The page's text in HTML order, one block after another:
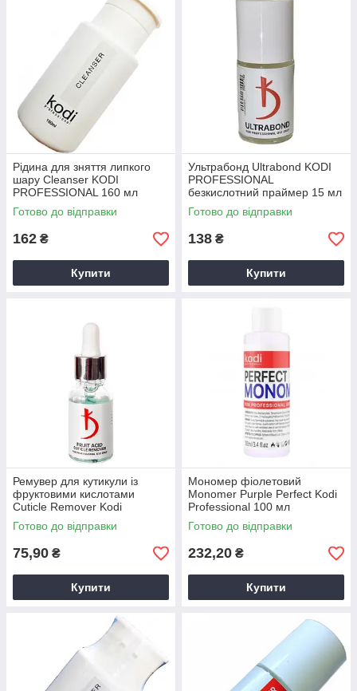
Рідина для зняття липкого
шару Cleanser KODI
PROFESSIONAL 160 мл
Готово до відправки
162 ₴
Купити
Ультрабонд Ultrabond KODI
PROFESSIONAL
безкислотний праймер 15 мл
Готово до відправки
138 ₴
Купити
Ремувер для кутикули із
фруктовими кислотами
Cuticle Remover Kodi
Professional мінеральний
ремувер 15мл
Готово до відправки
75,90 ₴
Купити
Мономер фіолетовий
Monomer Purple Perfect Kodi
Professional 100 мл
Готово до відправки
232,20 ₴
Купити